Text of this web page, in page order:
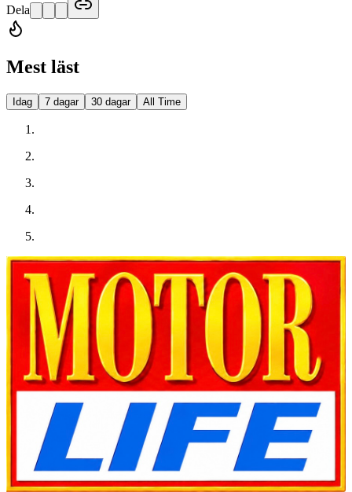
Dela
Mest läst
Idag 7 dagar 30 dagar All Time